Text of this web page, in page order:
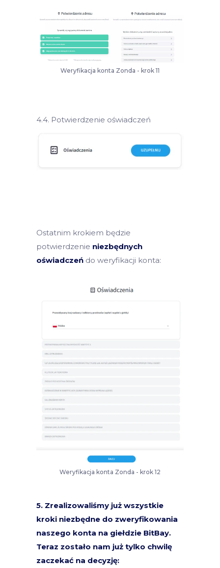
Weryfikacja konta Zonda - krok 11
4.4. Potwierdzenie oświadczeń
Ostatnim krokiem będzie
potwierdzenie niezbędnych
oświadczeń do weryfikacji konta:
Weryfikacja konta Zonda - krok 12
5. Zrealizowaliśmy już wszystkie
kroki niezbędne do zweryfikowania
naszego konta na giełdzie BitBay.
Teraz zostało nam już tylko chwilę
zaczekać na decyzję: